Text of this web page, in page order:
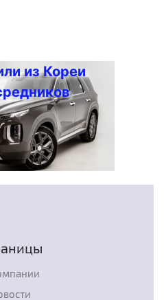
из Кореи